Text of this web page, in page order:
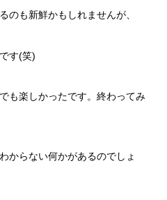
のも新鮮かもしれませんが、
す(笑)
も楽しかったです。終わってみ
からない何かがあるのでしょ